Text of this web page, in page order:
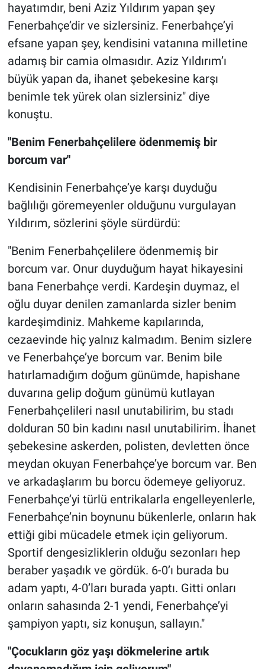
hayatımdır, beni Aziz Yıldırım yapan şey
Fenerbahçe’dir ve sizlersiniz. Fenerbahçe’yi
efsane yapan şey, kendisini vatanına milletine
adamış bir camia olmasıdır. Aziz Yıldırım’ı
büyük yapan da, ihanet şebekesine karşı
benimle tek yürek olan sizlersiniz" diye
konuştu.
"Benim Fenerbahçelilere ödenmemiş bir
borcum var"
Kendisinin Fenerbahçe’ye karşı duyduğu
bağlılığı göremeyenler olduğunu vurgulayan
Yıldırım, sözlerini şöyle sürdürdü:
"Benim Fenerbahçelilere ödenmemiş bir
borcum var. Onur duyduğum hayat hikayesini
bana Fenerbahçe verdi. Kardeşin duymaz, el
oğlu duyar denilen zamanlarda sizler benim
kardeşimdiniz. Mahkeme kapılarında,
cezaevinde hiç yalnız kalmadım. Benim sizlere
ve Fenerbahçe’ye borcum var. Benim bile
hatırlamadığım doğum günümde, hapishane
duvarına gelip doğum günümü kutlayan
Fenerbahçelileri nasıl unutabilirim, bu stadı
dolduran 50 bin kadını nasıl unutabilirim. İhanet
şebekesine askerden, polisten, devletten önce
meydan okuyan Fenerbahçe’ye borcum var. Ben
ve arkadaşlarım bu borcu ödemeye geliyoruz.
Fenerbahçe’yi türlü entrikalarla engelleyenlerle,
Fenerbahçe’nin boynunu bükenlerle, onların hak
ettiği gibi mücadele etmek için geliyorum.
Sportif dengesizliklerin olduğu sezonları hep
beraber yaşadık ve gördük. 6-0’ı burada bu
adam yaptı, 4-0’ları burada yaptı. Gitti onları
onların sahasında 2-1 yendi, Fenerbahçe’yi
şampiyon yaptı, siz konuşun, sallayın."
"Çocukların göz yaşı dökmelerine artık